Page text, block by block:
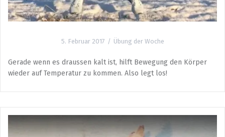
5. Februar 2017 Übung der Woche
Gerade wenn es draussen kalt ist, hilft Bewegung den Körper
wieder auf Temperatur zu kommen. Also legt los!